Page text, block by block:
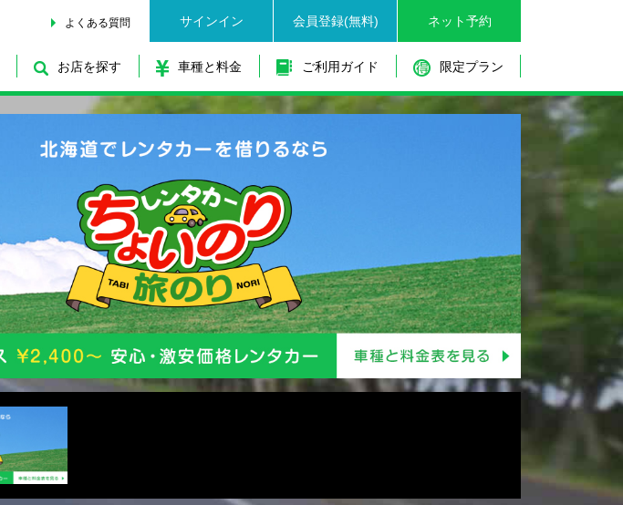
お店を探す 車種と料金 ご利用ガイド 限定プラン
サインイン 会員登録(無料) ネット予約
よくある質問